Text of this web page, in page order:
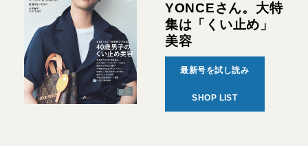
YONCEさん。大特
集は「くい止め」
美容
最新号を試し読み
SHOP LIST